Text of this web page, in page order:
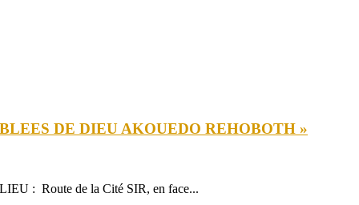
DE DIEU AKOUEDO REHOBOTH »
: Route de la Cité SIR, en face...